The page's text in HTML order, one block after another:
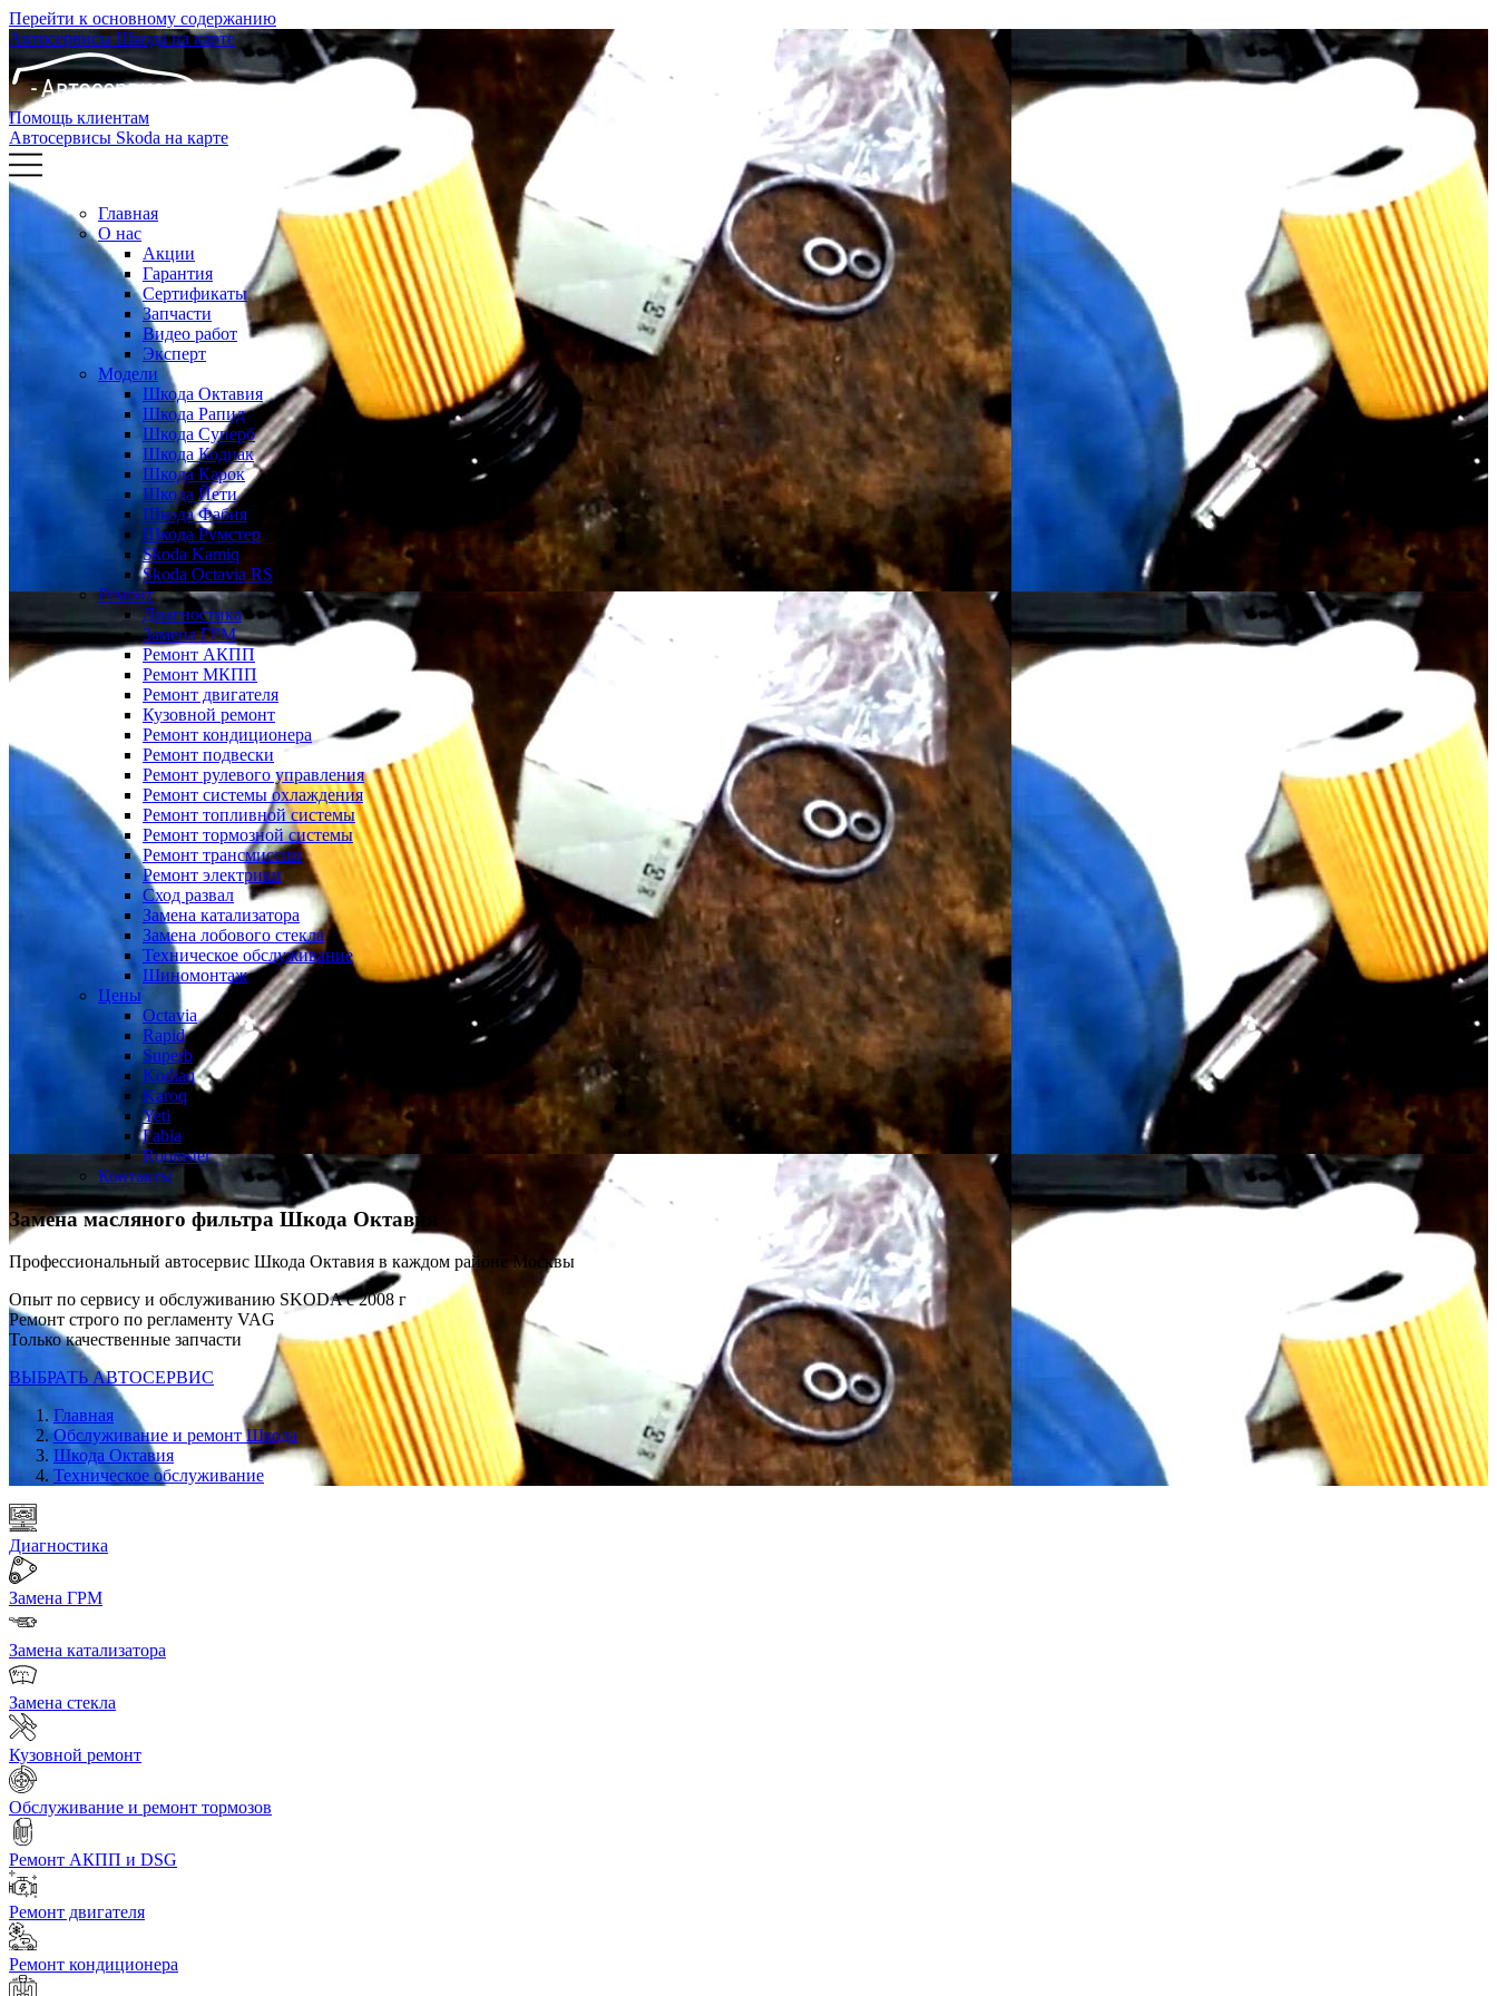
Перейти к основному содержанию
Автосервисы Шкода на карте
Помощь клиентам
Автосервисы Skoda на карте
Главная
О нас
Акции
Гарантия
Сертификаты
Запчасти
Видео работ
Эксперт
Модели
Шкода Октавия
Шкода Рапид
Шкода Суперб
Шкода Кодиак
Шкода Карок
Шкода Йети
Шкода Фабия
Шкода Румстер
Skoda Kamiq
Skoda Octavia RS
Ремонт
Диагностика
Замена ГРМ
Ремонт АКПП
Ремонт МКПП
Ремонт двигателя
Кузовной ремонт
Ремонт кондиционера
Ремонт подвески
Ремонт рулевого управления
Ремонт системы охлаждения
Ремонт топливной системы
Ремонт тормозной системы
Ремонт трансмиссии
Ремонт электрики
Сход развал
Замена катализатора
Замена лобового стекла
Техническое обслуживание
Шиномонтаж
Цены
Octavia
Rapid
Superb
Kodiaq
Karoq
Yeti
Fabia
Roomster
Контакты
Замена масляного фильтра Шкода Октавия
Профессиональный автосервис Шкода Октавия в каждом районе Москвы
Опыт по сервису и обслуживанию SKODA с 2008 г
Ремонт строго по регламенту VAG
Только качественные запчасти
ВЫБРАТЬ АВТОСЕРВИС
Главная
Обслуживание и ремонт Шкода
Шкода Октавия
Техническое обслуживание
Диагностика
Замена ГРМ
Замена катализатора
Замена стекла
Кузовной ремонт
Обслуживание и ремонт тормозов
Ремонт АКПП и DSG
Ремонт двигателя
Ремонт кондиционера